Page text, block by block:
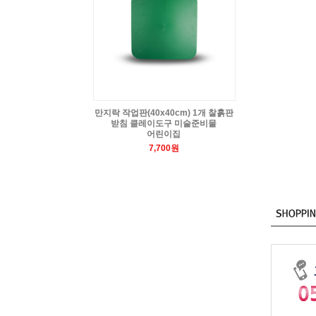
만지락 작업판(40x40cm) 1개 찰흙판
받침 클레이도구 미술준비물
어린이집
7,700원